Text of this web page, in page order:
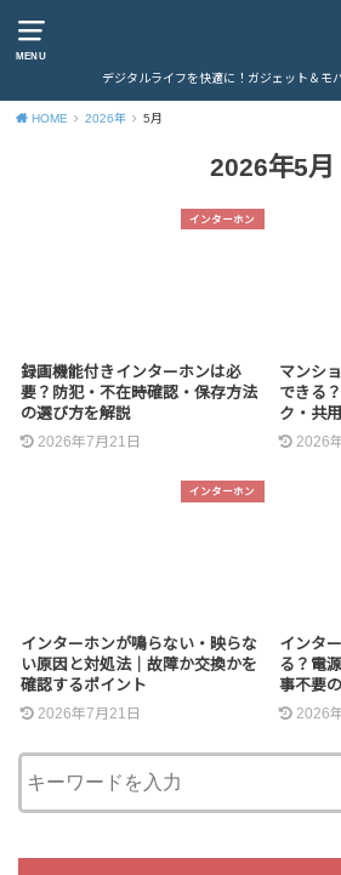
MENU
デジタルライフを快適に！ガジェット＆モ
HOME 2026年 5月
2026年5月
インターホン
録画機能付きインターホンは必
要？防犯・不在時確認・保存方法
の選び方を解説
2026年7月21日
マンシ
できる
ク・共
2026
インターホン
インターホンが鳴らない・映らな
い原因と対処法｜故障か交換かを
確認するポイント
2026年7月21日
インタ
る？電
事不要
2026